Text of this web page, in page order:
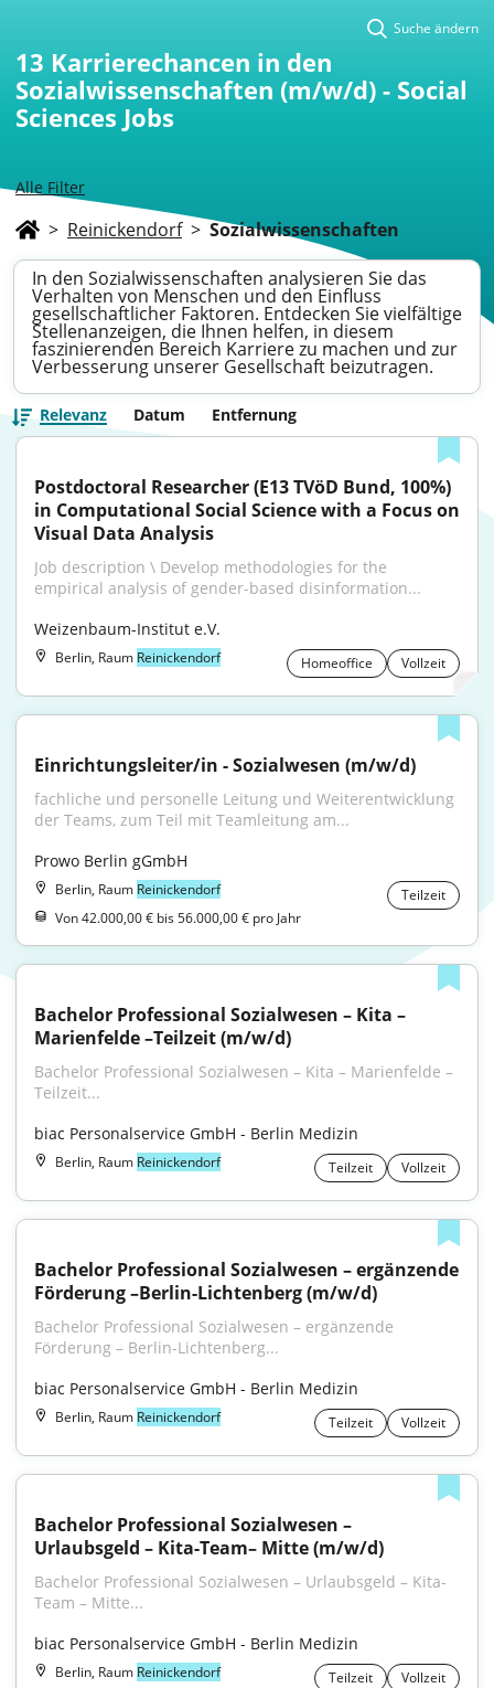
Alle Filter
Suche ändern
13 Karrierechancen in den
Sozialwissenschaften (m/w/d) - Social
Sciences Jobs
> Reinickendorf > Sozialwissenschaften
In den Sozialwissenschaften analysieren Sie das
Verhalten von Menschen und den Einfluss
gesellschaftlicher Faktoren. Entdecken Sie vielfältige
Stellenanzeigen, die Ihnen helfen, in diesem
faszinierenden Bereich Karriere zu machen und zur
Verbesserung unserer Gesellschaft beizutragen.
Relevanz Datum Entfernung
Postdoctoral Researcher (E13 TVöD Bund, 100%)
in Computational Social Science with a Focus on
Visual Data Analysis
Job description \ Develop methodologies for the
empirical analysis of gender-based disinformation...
Weizenbaum-Institut e.V.
Berlin, Raum Reinickendorf Homeoffice Vollzeit
Einrichtungsleiter/in - Sozialwesen (m/w/d)
fachliche und personelle Leitung und Weiterentwicklung
der Teams, zum Teil mit Teamleitung am...
Prowo Berlin gGmbH
Berlin, Raum Reinickendorf
Teilzeit
Von 42.000,00 € bis 56.000,00 € pro Jahr
Bachelor Professional Sozialwesen – Kita –
Marienfelde –Teilzeit (m/w/d)
Bachelor Professional Sozialwesen – Kita – Marienfelde –
Teilzeit...
biac Personalservice GmbH - Berlin Medizin
Berlin, Raum Reinickendorf Teilzeit Vollzeit
Bachelor Professional Sozialwesen – ergänzende
Förderung –Berlin-Lichtenberg (m/w/d)
Bachelor Professional Sozialwesen – ergänzende
Förderung – Berlin-Lichtenberg...
biac Personalservice GmbH - Berlin Medizin
Berlin, Raum Reinickendorf Teilzeit Vollzeit
Bachelor Professional Sozialwesen –
Urlaubsgeld – Kita-Team– Mitte (m/w/d)
Bachelor Professional Sozialwesen – Urlaubsgeld – Kita-
Team – Mitte...
biac Personalservice GmbH - Berlin Medizin
Berlin, Raum Reinickendorf Teilzeit Vollzeit